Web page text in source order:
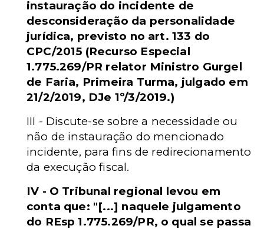
instauração do incidente de
desconsideração da personalidade
jurídica, previsto no art. 133 do
CPC/2015 (Recurso Especial
1.775.269/PR relator Ministro Gurgel
de Faria, Primeira Turma, julgado em
21/2/2019, DJe 1º/3/2019.)
III - Discute-se sobre a necessidade ou
não de instauração do mencionado
incidente, para fins de redirecionamento
da execução fiscal.
IV - O Tribunal regional levou em
conta que: "[...] naquele julgamento
do REsp 1.775.269/PR, o qual se passa